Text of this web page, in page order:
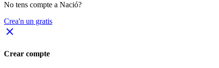
No tens compte a Nació?
Crea'n un gratis
close
Crear compte